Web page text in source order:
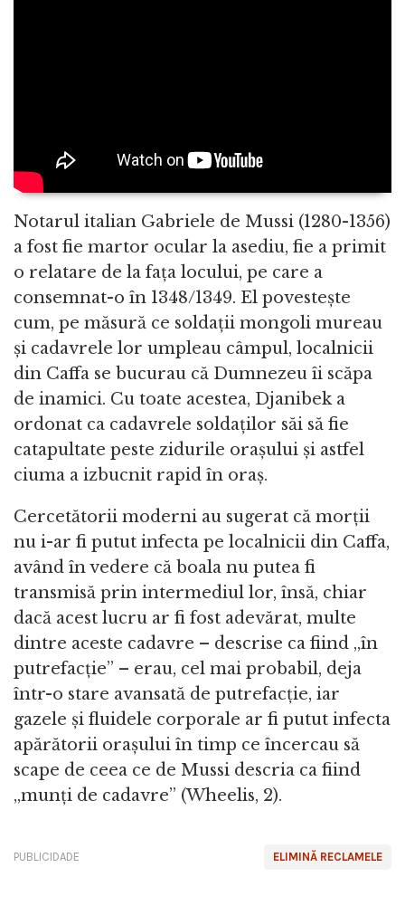
Notarul italian Gabriele de Mussi (1280-1356)
a fost fie martor ocular la asediu, fie a primit
o relatare de la fața locului, pe care a
consemnat-o în 1348/1349. El povestește
cum, pe măsură ce soldații mongoli mureau
și cadavrele lor umpleau câmpul, localnicii
din Caffa se bucurau că Dumnezeu îi scăpa
de inamici. Cu toate acestea, Djanibek a
ordonat ca cadavrele soldaților săi să fie
catapultate peste zidurile orașului și astfel
ciuma a izbucnit rapid în oraș.
Cercetătorii moderni au sugerat că morții
nu i-ar fi putut infecta pe localnicii din Caffa,
având în vedere că boala nu putea fi
transmisă prin intermediul lor, însă, chiar
dacă acest lucru ar fi fost adevărat, multe
dintre aceste cadavre – descrise ca fiind „în
putrefacție” – erau, cel mai probabil, deja
într-o stare avansată de putrefacție, iar
gazele și fluidele corporale ar fi putut infecta
apărătorii orașului în timp ce încercau să
scape de ceea ce de Mussi descria ca fiind
„munți de cadavre” (Wheelis, 2).
ELIMINĂ RECLAMELE
PUBLICIDADE